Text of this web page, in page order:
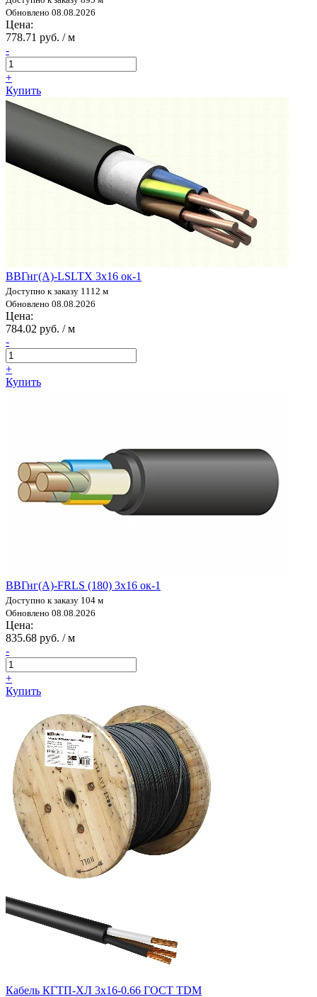
Обновлено 08.08.2026
Цена:
778.71 руб. / м
-
+
Купить
ВВГнг(А)-LSLTX 3х16 ок-1
Доступно к заказу 1112 м
Обновлено 08.08.2026
Цена:
784.02 руб. / м
-
+
Купить
ВВГнг(А)-FRLS (180) 3х16 ок-1
Доступно к заказу 104 м
Обновлено 08.08.2026
Цена:
835.68 руб. / м
-
+
Купить
Кабель КГТП-ХЛ 3х16-0.66 ГОСТ TDM